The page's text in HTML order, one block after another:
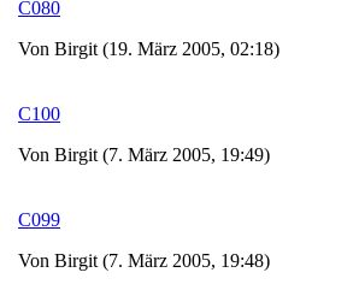
C080
Von Birgit (19. März 2005, 02:18)
C100
Von Birgit (7. März 2005, 19:49)
C099
Von Birgit (7. März 2005, 19:48)